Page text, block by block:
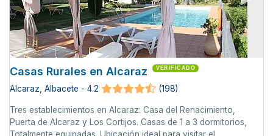
Casas Rurales en Alcaraz VERIFICADO
Alcaraz, Albacete - 4.2 (198)
Tres establecimientos en Alcaraz: Casa del Renacimiento,
Puerta de Alcaraz y Los Cortijos. Casas de 1 a 3 dormitorios,